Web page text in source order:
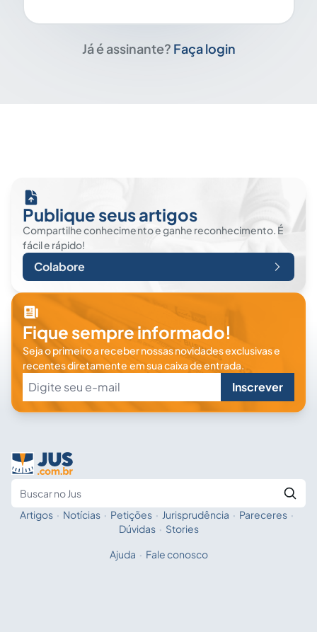
Já é assinante? Faça login
Publique seus artigos
Compartilhe conhecimento e ganhe reconhecimento. É
fácil e rápido!
Colabore
Fique sempre informado!
Seja o primeiro a receber nossas novidades exclusivas e
recentes diretamente em sua caixa de entrada.
Inscrever
Fale com a IA
Artigos · Notícias · Petições · Jurisprudência · Pareceres ·
Dúvidas · Stories
Ajuda · Fale conosco